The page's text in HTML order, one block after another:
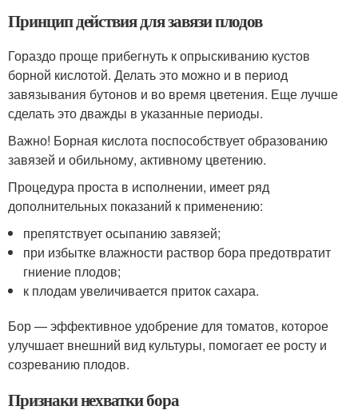
Принцип действия для завязи плодов
Гораздо проще прибегнуть к опрыскиванию кустов
борной кислотой. Делать это можно и в период
завязывания бутонов и во время цветения. Еще лучше
сделать это дважды в указанные периоды.
Важно! Борная кислота поспособствует образованию
завязей и обильному, активному цветению.
Процедура проста в исполнении, имеет ряд
дополнительных показаний к применению:
препятствует осыпанию завязей;
при избытке влажности раствор бора предотвратит
гниение плодов;
к плодам увеличивается приток сахара.
Бор — эффективное удобрение для томатов, которое
улучшает внешний вид культуры, помогает ее росту и
созреванию плодов.
Признаки нехватки бора